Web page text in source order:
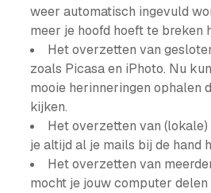
weer automatisch ingevuld
meer je hoofd hoeft te breken
Het overzetten van
zoals Picasa en iPhoto. Nu
mooie herinneringen ophalen
kijken.
Het overzetten van
je altijd al je mails bij de hand
Het overzetten van
mocht je jouw computer